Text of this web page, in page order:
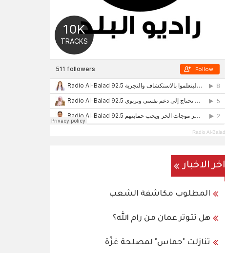
Radio Al-Balad
اخر الاخبار
المطلوب مكاشفة الشعب
هل تتوتر عمان من رام الله؟
تنازلت "حماس" لمصلحة غزّة